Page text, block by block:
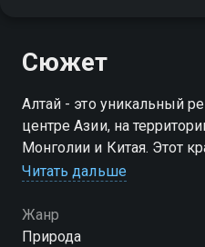
Сюжет
Алтай - это уникальный
центре Азии, на
Монголии и Китая. Этот
регион привлекает
культурным наследием
Читать дальше
Жанр
Природа